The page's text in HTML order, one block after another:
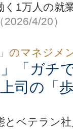
1万人の就
（2026/4/20）
のマネジメ
」「ガ
司の「
とベテラン